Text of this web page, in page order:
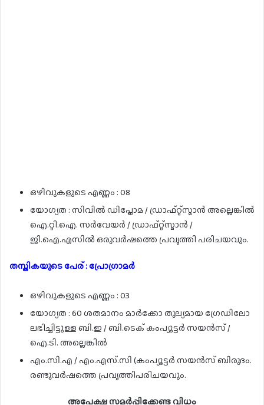
ഒഴിവുകളുടെ എണ്ണം : 08
യോഗ്യത : സിവിൽ ഡിപ്ലോമ / ഡ്രാഫ്റ്റ്സ്മാൻ അല്ലെങ്കിൽ
ഐ.റ്റി.ഐ. സർവേയർ / ഡ്രാഫ്റ്റ്സ്മാൻ /
ജി.ഐ.എസിൽ ഒരുവർഷത്തെ പ്രവൃത്തി പരിചയവും.
തസ്തികയുടെ പേര് : പ്രോഗ്രാമർ
ഒഴിവുകളുടെ എണ്ണം : 03
യോഗ്യത : 60 ശതമാനം മാർക്കോ തുല്യമായ ഗ്രേഡിലോ
ലഭിച്ചിട്ടുള്ള ബി.ഇ / ബി.ടെക് കംപ്യൂട്ടർ സയൻസ് /
ഐ.ടി. അല്ലെങ്കിൽ
എം.സി.എ / എം.എസ്.സി (കംപ്യൂട്ടർ സയൻസ് ബിരുദം.
രണ്ടുവർഷത്തെ പ്രവൃത്തിപരിചയവും.
അപേക്ഷ സമർപ്പിക്കേണ്ട വിധം